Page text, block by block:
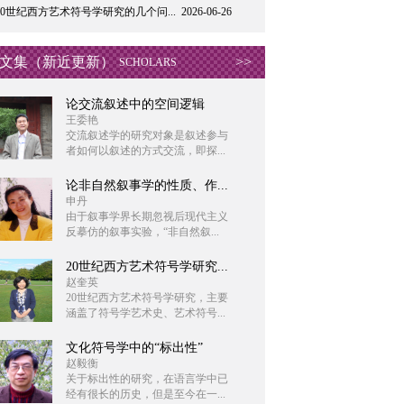
世纪西方艺术符号学研究的几个问... 2026-06-26
集（新近更新） SCHOLARS >>
论交流叙述中的空间逻辑
王委艳
交流叙述学的研究对象是叙述参与
者如何以叙述的方式交流，即探...
论非自然叙事学的性质、作...
申丹
由于叙事学界长期忽视后现代主义
反摹仿的叙事实验，“非自然叙...
20世纪西方艺术符号学研究...
赵奎英
20世纪西方艺术符号学研究，主要
涵盖了符号学艺术史、艺术符号...
文化符号学中的“标出性”
赵毅衡
关于标出性的研究，在语言学中已
经有很长的历史，但是至今在一...